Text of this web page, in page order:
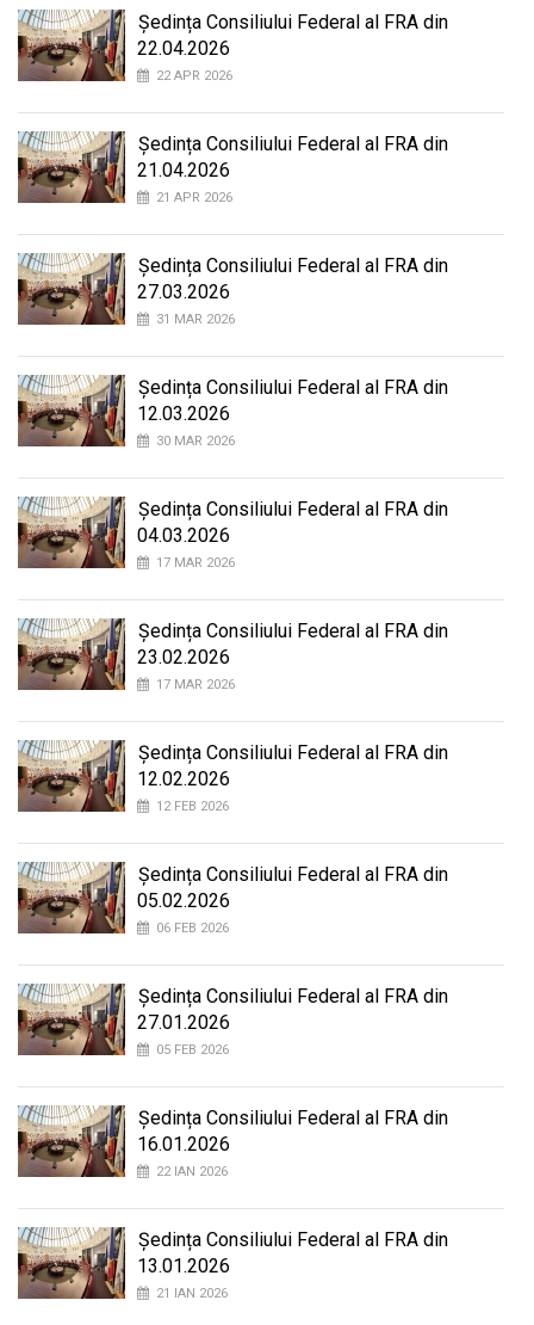
Ședința Consiliului Federal al FRA din
22.04.2026
22 APR 2026
Ședința Consiliului Federal al FRA din
21.04.2026
21 APR 2026
Ședința Consiliului Federal al FRA din
27.03.2026
31 MAR 2026
Ședința Consiliului Federal al FRA din
12.03.2026
30 MAR 2026
Ședința Consiliului Federal al FRA din
04.03.2026
17 MAR 2026
Ședința Consiliului Federal al FRA din
23.02.2026
17 MAR 2026
Ședința Consiliului Federal al FRA din
12.02.2026
12 FEB 2026
Ședința Consiliului Federal al FRA din
05.02.2026
06 FEB 2026
Ședința Consiliului Federal al FRA din
27.01.2026
05 FEB 2026
Ședința Consiliului Federal al FRA din
16.01.2026
22 IAN 2026
Ședința Consiliului Federal al FRA din
13.01.2026
21 IAN 2026